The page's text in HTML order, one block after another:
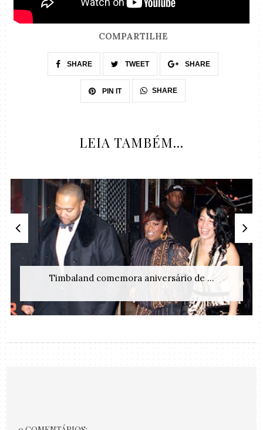
COMPARTILHE
SHARE TWEET SHARE
PIN IT SHARE
LEIA TAMBÉM...
Timbaland comemora aniversário de ...